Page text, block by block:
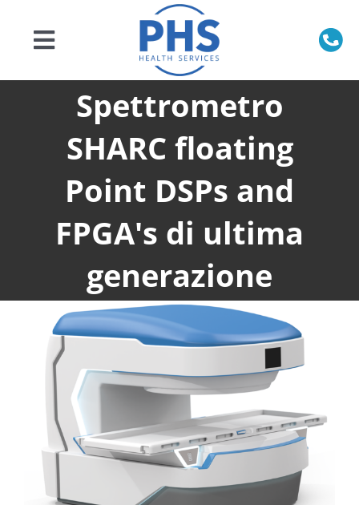
contenutoToggle
Navigation
Chi siamo
Servizi
Veterinaria
Ricambi
Second Life
Spettrometro
SHARC floating
Point DSPs and
FPGA's di ultima
generazione